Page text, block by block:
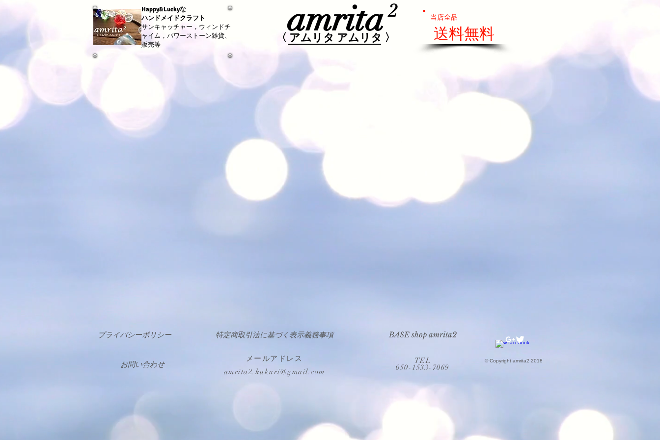
Happy&Luckyな
ハンドメイドクラフト
サンキャッチャー，ウィンドチ
ャイム，パワーストーン雑貨、
販売等
amrita 2
​〈 アムリタ アムリタ 〉​
当店全品
送料無料
プライバシーポリシー
お問い合わせ
特定商取引法に基づく表示義務事項
メールアドレス
amrita2.kukuri@gmail.com
BASE shop amrita2
TEL
050-1533-7069
© Copyright amrita2 2018